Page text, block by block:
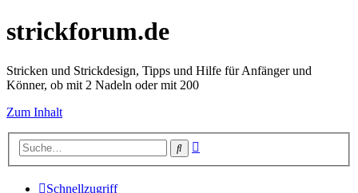
strickforum.de
Stricken und Strickdesign, Tipps und Hilfe für Anfänger und
Könner, ob mit 2 Nadeln oder mit 200
Zum Inhalt
Suche
Schnellzugriff